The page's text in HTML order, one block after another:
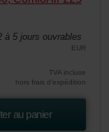
à 5 jours ouvrables
EUR
TVA incluse
hors frais d’expédition
au panier